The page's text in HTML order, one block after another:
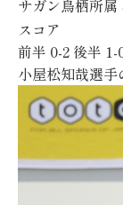
サガン鳥栖所属
スコア
前半 0-2 後半 1-
小屋松知哉選手